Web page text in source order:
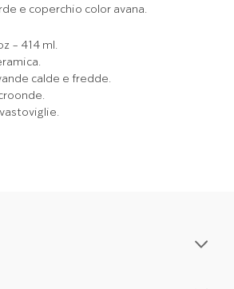
e coperchio color avana.
- 414 ml.
calde e fredde.